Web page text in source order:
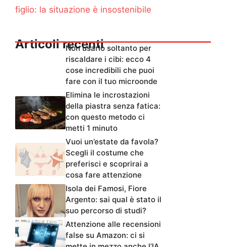
figlio: la situazione è insostenibile
Articoli recentiNon usarlo soltanto per
riscaldare i cibi: ecco 4
cose incredibili che puoi
fare con il tuo microonde
Elimina le incrostazioni
della piastra senza fatica:
con questo metodo ci
metti 1 minuto
Vuoi un’estate da favola?
Scegli il costume che
preferisci e scoprirai a
cosa fare attenzione
Isola dei Famosi, Fiore
Argento: sai qual è stato il
suo percorso di studi?
Attenzione alle recensioni
false su Amazon: ci si